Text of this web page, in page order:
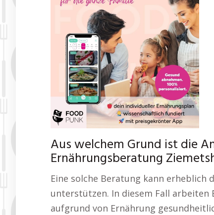
Aus welchem Grund ist die
Ernährungsberatung
Eine solche Beratung kann erheblich
unterstützen. In diesem Fall
aufgrund von Ernährung